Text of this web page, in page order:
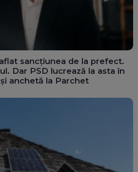
sancțiunea de la prefect.
Dar PSD lucrează la asta în
anchetă la Parchet